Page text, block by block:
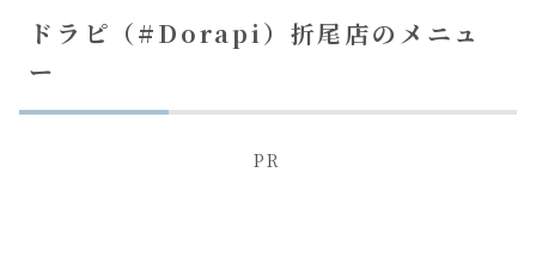
ドラピ（#Dorapi）折尾店のメニュ
ー
PR